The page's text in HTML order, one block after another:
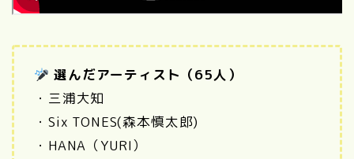
選んだアーティスト（65人）
・三浦大知
・Six TONES(森本慎太郎)
・HANA（YURI）